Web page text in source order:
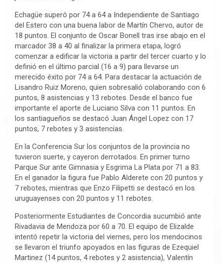
Echagüe superó por 74 a 64 a Independiente de Santiago
del Estero con una buena labor de Martín Chervo, autor de
18 puntos. El conjunto de Oscar Bonell tras irse abajo en el
marcador 38 a 40 al finalizar la primera etapa, logró
comenzar a edificar la victoria a partir del tercer cuarto y lo
definió en el último parcial (16 a 9) para llevarse un
merecido éxito por 74 a 64. Para destacar la actuación de
Lisandro Ruiz Moreno, quien sobresalió colaborando con 6
puntos, 8 asistencias y 13 rebotes. Desde el banco fue
importante el aporte de Luciano Silva con 11 puntos. En
los santiagueños se destacó Juan Ángel Lopez con 17
puntos, 7 rebotes y 3 asistencias.
En la Conferencia Sur los conjuntos de la provincia no
tuvieron suerte, y cayeron derrotados. En primer turno
Parque Sur ante Gimnasia y Esgrima La Plata por 71 a 83.
En el ganador la figura fue Pablo Alderete con 20 puntos y
7 rebotes, mientras que Enzo Filipetti se destacó en los
uruguayenses con 20 puntos y 11 rebotes.
Posteriormente Estudiantes de Concordia sucumbió ante
Rivadavia de Mendoza por 60 a 70. El equipo de Elizalde
intentó repetir la victoria del viernes, pero los mendocinos
se llevaron el triunfo apoyados en las figuras de Ezequiel
Martinez (14 puntos, 4 rebotes y 2 asistencia), Valentín